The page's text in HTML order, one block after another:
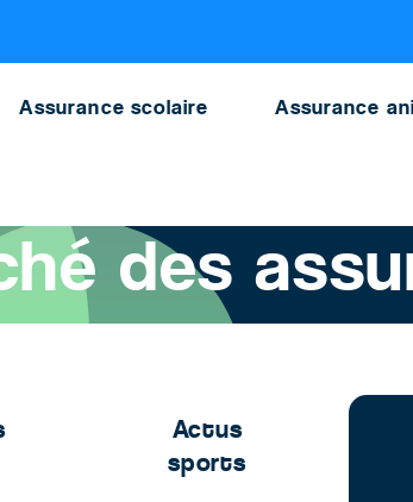
Assurance scolaire Assurance
des
Actus
sports